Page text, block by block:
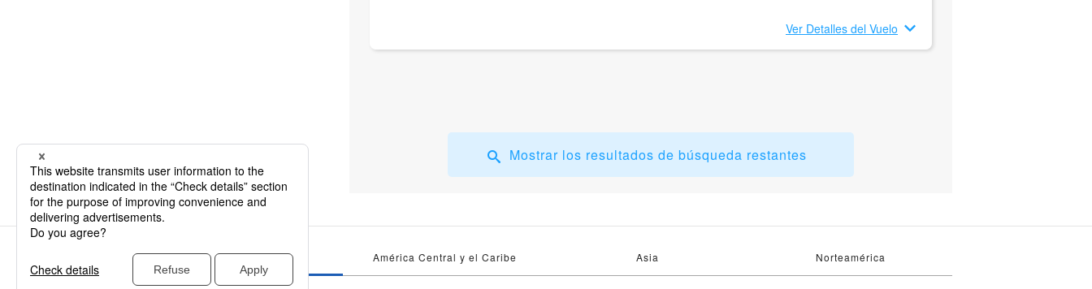
Ver Detalles del Vuelo
Mostrar los resultados de búsqueda restantes
Fénix América Central y el Caribe Asia Norteamérica